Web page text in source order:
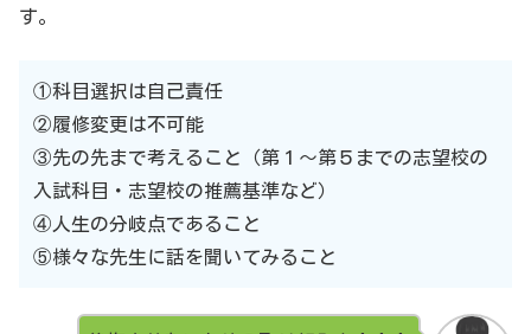
す。
①科目選択は自己責任
②履修変更は不可能
③先の先まで考えること（第１〜第５までの志望校の
入試科目・志望校の推薦基準など）
④人生の分岐点であること
⑤様々な先生に話を聞いてみること